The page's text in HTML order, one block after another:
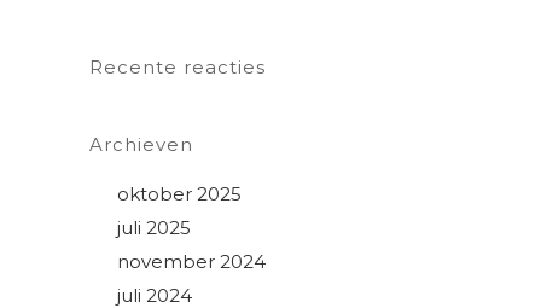
Recente reacties
Archieven
oktober 2025
juli 2025
november 2024
juli 2024